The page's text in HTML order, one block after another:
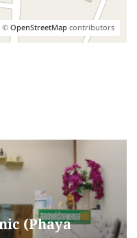
©OpenStreetMapcontributors